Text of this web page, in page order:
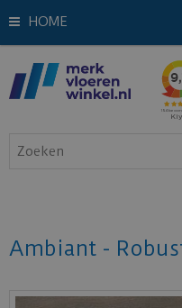
HOME
Ambiant -